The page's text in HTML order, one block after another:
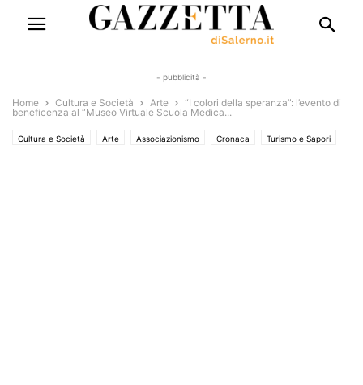
- pubblicità -
Home Cultura e Società Arte
“I colori della speranza”: l’evento di
beneficenza al “Museo Virtuale Scuola Medica...
Cultura e Società Arte Associazionismo Cronaca Turismo e Sapori